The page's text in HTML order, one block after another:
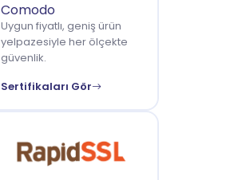
Comodo
Uygun fiyatlı, geniş ürün
yelpazesiyle her ölçekte
güvenlik.
Sertifikaları Gör